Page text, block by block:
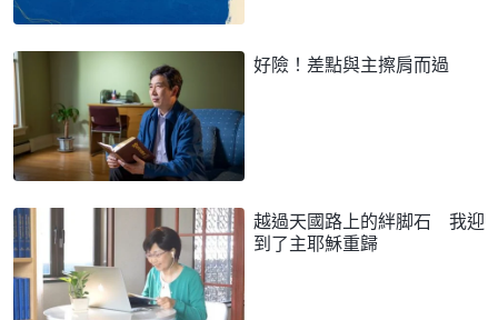
好險！差點與主擦肩而過
越過天國路上的絆脚石 我迎
到了主耶穌重歸